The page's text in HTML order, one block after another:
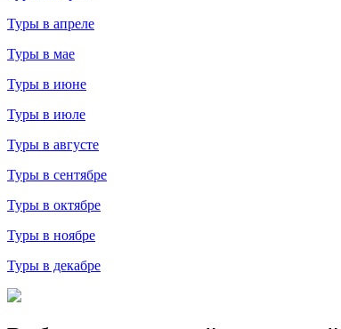
Туры в апреле
Туры в мае
Туры в июне
Туры в июле
Туры в августе
Туры в сентябре
Туры в октябре
Туры в ноябре
Туры в декабре